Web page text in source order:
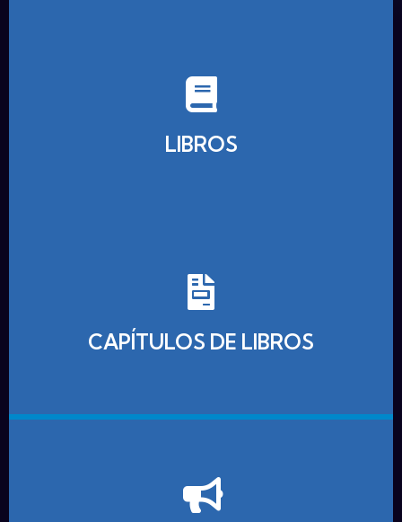
LIBROS
CAPÍTULOS DE LIBROS